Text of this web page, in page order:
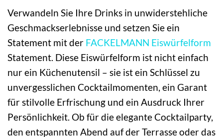
Verwandeln Sie Ihre Drinks in unwiderstehliche
Geschmackserlebnisse und setzen Sie ein
Statement mit der FACKELMANN Eiswürfelform
Statement. Diese Eiswürfelform ist nicht einfach
nur ein Küchenutensil – sie ist ein Schlüssel zu
unvergesslichen Cocktailmomenten, ein Garant
für stilvolle Erfrischung und ein Ausdruck Ihrer
Persönlichkeit. Ob für die elegante Cocktailparty,
den entspannten Abend auf der Terrasse oder das